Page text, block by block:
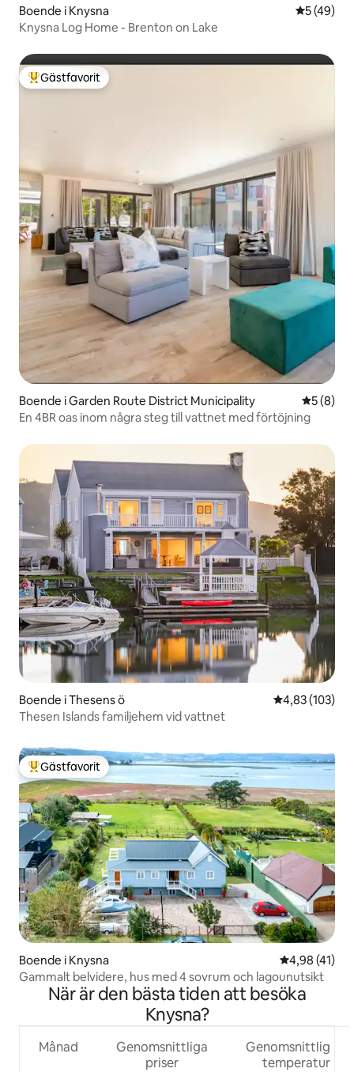
Boende i Knysna 5 av 5 i
5 (49)
Knysna Log Home - Brenton on Lake
Populär gästfavorit
Gästfavorit
Boende i Garden Route District Municipality 5 av 5 i
5 (8)
En 4BR oas inom några steg till vattnet med förtöjning
Boende i Thesens ö 4,83 av 5 i
4,83 (103)
Thesen Islands familjehem vid vattnet
Populär gästfavorit
Gästfavorit
Boende i Knysna 4,98 av 5 i
4,98 (41)
Gammalt belvidere, hus med 4 sovrum och lagounutsikt
När är den bästa tiden att besöka
Knysna?
Månad
Genomsnittliga
priser
Genomsnittlig
temperatur